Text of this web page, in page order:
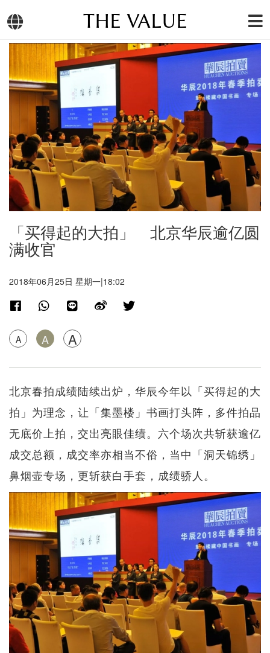
THE VALUE
「买得起的大拍」 北京华辰逾亿圆
满收官
2018年06月25日 星期一|18:02
A A A
北京春拍成绩陆续出炉，华辰今年以「买得起的大
拍」为理念，让「集墨楼」书画打头阵，多件拍品
无底价上拍，交出亮眼佳绩。六个场次共斩获逾亿
成交总额，成交率亦相当不俗，当中「洞天锦绣」
鼻烟壶专场，更斩获白手套，成绩骄人。